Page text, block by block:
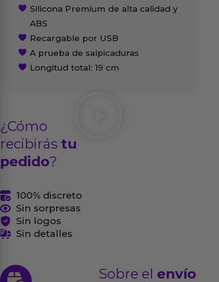
Silicona Premium de alta calidad y
ABS
Recargable por USB
A prueba de salpicaduras
Longitud total: 19 cm
¿Cómo
recibirás tu
pedido?
100% discreto
Sin sorpresas
Sin logos
Sin detalles
Sobre el envío